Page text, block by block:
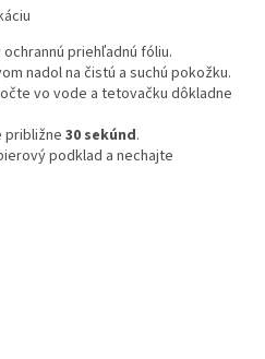
priehľadnú fóliu.
nadol na čistú a suchú pokožku.
vo vode a tetovačku dôkladne
približne 30 sekúnd.
podklad a nechajte